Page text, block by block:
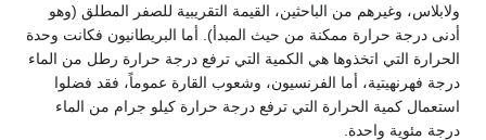
ولابلاس، وغيرهم من الباحثين، القيمة التقريبية للصفر المطلق (وهو
أدنى درجة حرارة ممكنة من حيث المبدأ). أما البريطانيون فكانت وحدة
الحرارة التي اتخذوها هي الكمية التي ترفع درجة حرارة رطل من الماء
درجة فهرنهيتية، أما الفرنسيون، وشعوب القارة عموماً، فقد فضلوا
استعمال كمية الحرارة التي ترفع درجة حرارة كيلو جرام من الماء
درجة مئوية واحدة.